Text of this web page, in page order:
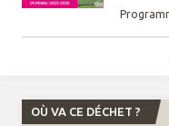
OÙ VA CE DÉCHET ?